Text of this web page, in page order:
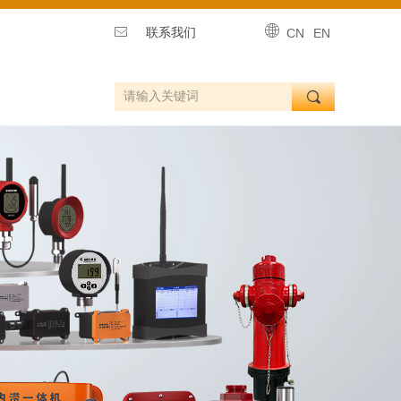
CN EN
ꄓ
ꂘ 联系我们
끠